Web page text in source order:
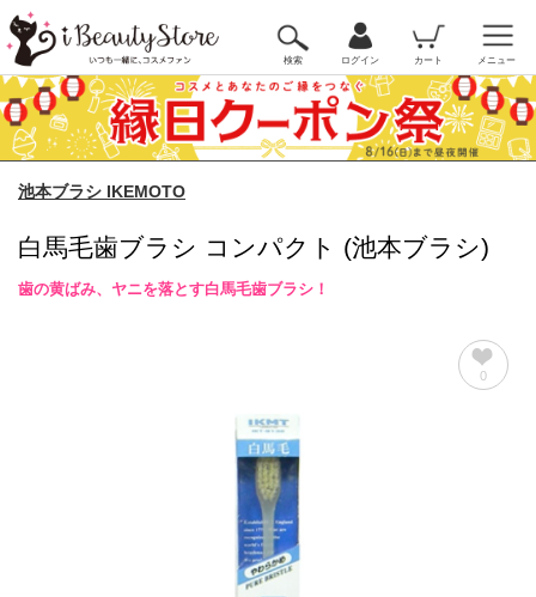
検索 ログイン カート メニュー
池本ブラシ IKEMOTO
白馬毛歯ブラシ コンパクト (池本ブラシ)
歯の黄ばみ、ヤニを落とす白馬毛歯ブラシ！
0